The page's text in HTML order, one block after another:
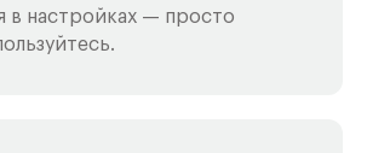
в настройках — просто